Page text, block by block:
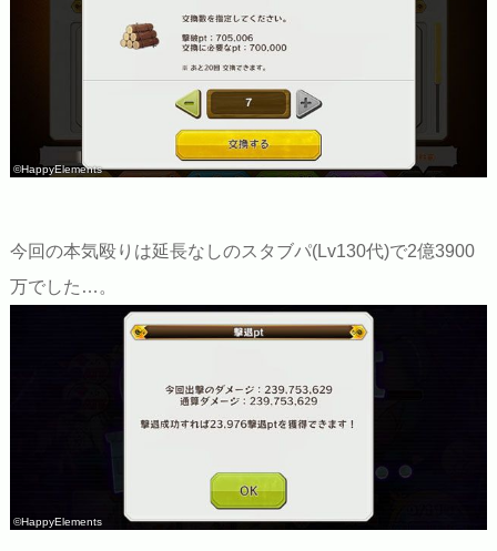
©HappyElements
今回の本気殴りは延長なしのスタブパ(Lv130代)で2億3900
万でした…。
©HappyElements